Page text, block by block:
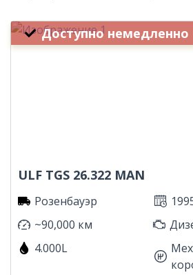
ULF TGS 26.322 MAN
Розенбауэр
~90,000 км
4.000L
Доступно немедленно